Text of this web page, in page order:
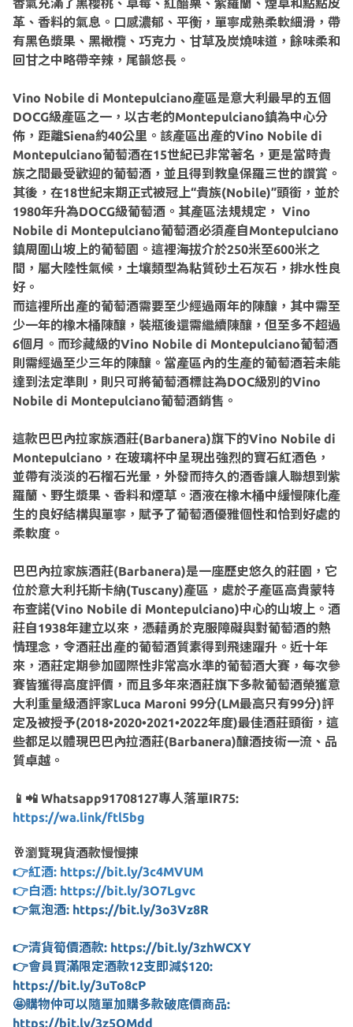
香氣充滿了黑櫻桃、草莓、紅醋栗、紫羅蘭、煙草和點點皮
革、香料的氣息。口感濃郁、平衡，單寧成熟柔軟細滑，帶
有黑色漿果、黑橄欖、巧克力、甘草及炭燒味道，餘味柔和
回甘之中略帶辛辣，尾韻悠長。
Vino Nobile di Montepulciano產區是意大利最早的五個
DOCG級產區之一，以古老的Montepulciano鎮為中心分
佈，距離Siena約40公里。該產區出產的Vino Nobile di
Montepulciano葡萄酒在15世紀已非常著名，更是當時貴
族之間最受歡迎的葡萄酒，並且得到教皇保羅三世的讚賞。
其後，在18世紀末期正式被冠上“貴族(Nobile)”頭銜，並於
1980年升為DOCG級葡萄酒。其產區法規規定， Vino
Nobile di Montepulciano葡萄酒必須產自Montepulciano
鎮周圍山坡上的葡萄園。這裡海拔介於250米至600米之
間，屬大陸性氣候，土壤類型為粘質砂土石灰石，排水性良
好。
而這裡所出產的葡萄酒需要至少經過兩年的陳釀，其中需至
少一年的橡木桶陳釀，裝瓶後還需繼續陳釀，但至多不超過
6個月。而珍藏級的Vino Nobile di Montepulciano葡萄酒
則需經過至少三年的陳釀。當產區內的生產的葡萄酒若未能
達到法定準則，則只可將葡萄酒標註為DOC級別的Vino
Nobile di Montepulciano葡萄酒銷售。
這款巴巴內拉家族酒莊(Barbanera)旗下的Vino Nobile di
Montepulciano，在玻璃杯中呈現出強烈的寶石紅酒色，
並帶有淡淡的石榴石光暈，外發而持久的酒香讓人聯想到紫
羅蘭、野生漿果、香料和煙草。酒液在橡木桶中緩慢陳化產
生的良好結構與單寧，賦予了葡萄酒優雅個性和恰到好處的
柔軟度。
巴巴內拉家族酒莊(Barbanera)是一座歷史悠久的莊園，它
位於意大利托斯卡納(Tuscany)產區，處於子產區高貴蒙特
布查諾(Vino Nobile di Montepulciano)中心的山坡上。酒
莊自1938年建立以來，憑藉勇於克服障礙與對葡萄酒的熱
情理念，令酒莊出產的葡萄酒質素得到飛速躍升。近十年
來，酒莊定期參加國際性非常高水準的葡萄酒大賽，每次參
賽皆獲得高度評價，而且多年來酒莊旗下多款葡萄酒榮獲意
大利重量級酒評家Luca Maroni 99分(LM最高只有99分)評
定及被授予(2018•2020•2021•2022年度)最佳酒莊頭銜，這
些都足以體現巴巴內拉酒莊(Barbanera)釀酒技術一流、品
質卓越。
📱📲 Whatsapp91708127專人落單IR75:
https://wa.link/ftl5bg
🥂瀏覽現貨酒款慢慢揀
👉紅酒: https://bit.ly/3c4MVUM
👉白酒: https://bit.ly/3O7Lgvc
👉氣泡酒: https://bit.ly/3o3Vz8R
👉清貨筍價酒款: https://bit.ly/3zhWCXY
👉會員買滿限定酒款12支即減$120:
https://bit.ly/3uTo8cP
🤩購物仲可以隨單加購多款破底價商品:
https://bit.ly/3z5QMdd